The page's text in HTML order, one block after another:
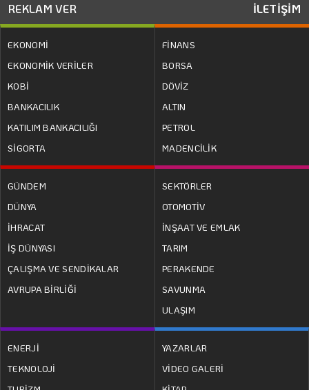
REKLAM VER İLETİŞİM
EKONOMİ
EKONOMİK VERİLER
KOBİ
BANKACILIK
KATILIM BANKACILIĞI
SİGORTA
FİNANS
BORSA
DÖVİZ
ALTIN
PETROL
MADENCİLİK
GÜNDEM
DÜNYA
İHRACAT
İŞ DÜNYASI
ÇALIŞMA VE SENDİKALAR
AVRUPA BİRLİĞİ
SEKTÖRLER
OTOMOTİV
İNŞAAT VE EMLAK
TARIM
PERAKENDE
SAVUNMA
ULAŞIM
ENERJİ
TEKNOLOJİ
YAZARLAR
VİDEO GALERİ